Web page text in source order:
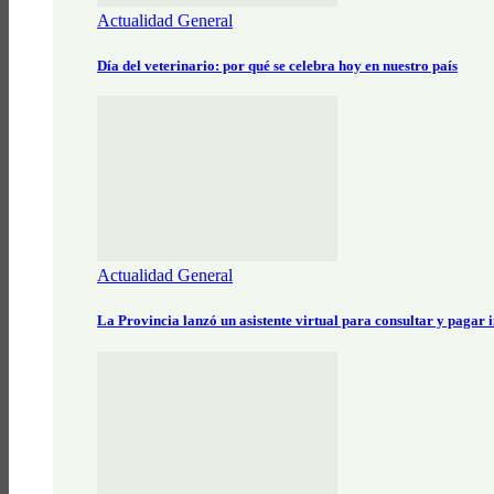
Actualidad General
Día del veterinario: por qué se celebra hoy en nuestro país
Actualidad General
La Provincia lanzó un asistente virtual para consultar y pagar